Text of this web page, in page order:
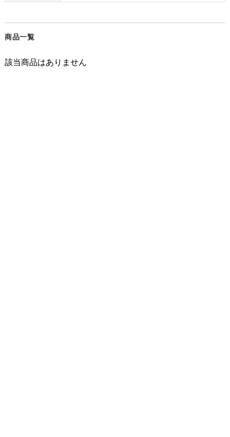
商品一覧
該当商品はありません